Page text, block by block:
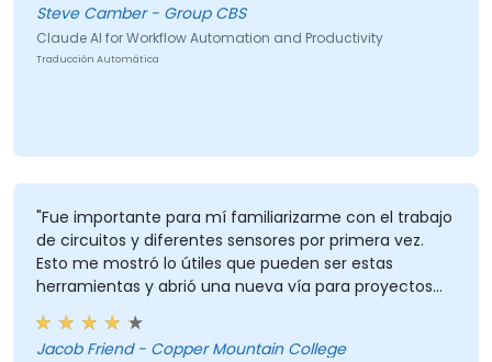
Steve Camber - Group CBS
Claude AI for Workflow Automation and Productivity
Traducción Automática
"Fue importante para mí familiarizarme con el trabajo
de circuitos y diferentes sensores por primera vez.
Esto me mostró lo útiles que pueden ser estas
herramientas y abrió una nueva vía para proyectos
Jacob Friend - Copper Mountain College